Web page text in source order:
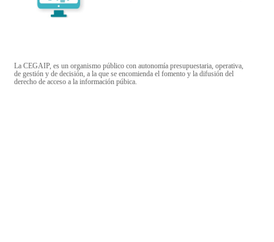
La CEGAIP, es un organismo público con autonomía presupuestaria, operativa,
de gestión y de decisión, a la que se encomienda el fomento y la difusión del
derecho de acceso a la información púbica.